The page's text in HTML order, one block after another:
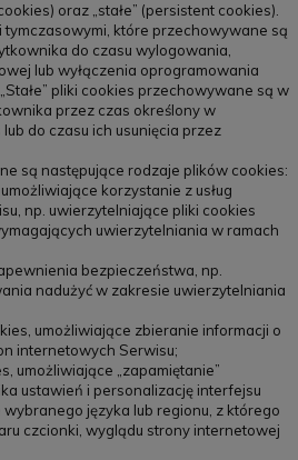
oraz „stałe” (persistent cookies).
tymczasowymi, które przechowywane są
do czasu wylogowania,
lub wyłączenia oprogramowania
pliki cookies przechowywane są w
przez czas określony w
do czasu ich usunięcia przez
są następujące rodzaje plików cookies:
korzystanie z usług
np. uwierzytelniające pliki cookies
uwierzytelniania w ramach
bezpieczeństwa, np.
nadużyć w zakresie uwierzytelniania
umożliwiające zbieranie informacji o
internetowych Serwisu;
umożliwiające „zapamiętanie”
ustawień i personalizację interfejsu
języka lub regionu, z którego
czcionki, wyglądu strony internetowej